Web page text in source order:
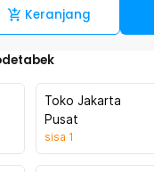
Keranjang
Toko Jakarta
Pusat
sisa 1